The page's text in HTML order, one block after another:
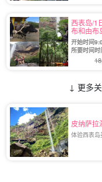
西表岛/1
布和由布
加》！
开始时间
所要时间
↓ 更多
皮纳萨拉
体验西表岛